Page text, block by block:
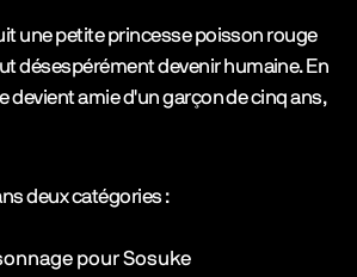
une petite princesse poisson rouge
désespérément devenir humaine. En
devient amie d'un garçon de cinq ans,
deux catégories :
pour Sosuke